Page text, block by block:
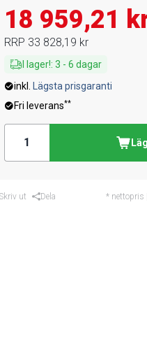
18 959,21
RRP 33 828,19 kr
I lager!: 3 - 6 dagar
inkl.
Lägsta prisgaranti
Fri leverans**
ut Dela * nettopris